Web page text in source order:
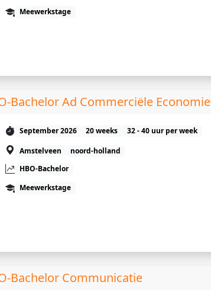
Meewerkstage
Bachelor Ad Commerciële Economie
September 2026 20 weeks
32 - 40 uur per week
Amstelveen
noord-holland
HBO-Bachelor
Meewerkstage
Bachelor Communicatie